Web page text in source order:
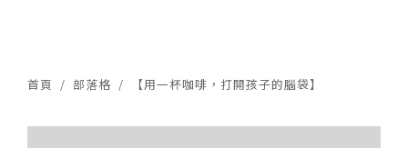
親子共學
公益講座
YouTube
媒體報導
首頁 部落格 【用一杯咖啡，打開孩子的腦袋】